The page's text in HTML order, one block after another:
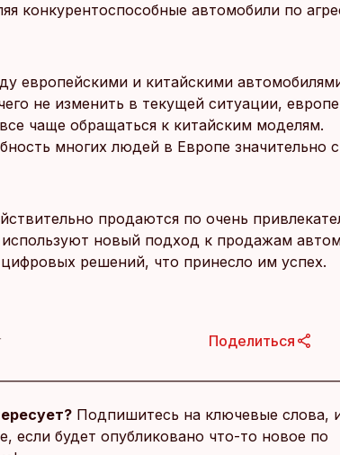
конкурентоспособные автомобили по
европейскими и китайскими
не изменить в текущей ситуации,
чаще обращаться к китайским моделям.
многих людей в Европе значительно
продаются по очень
новый подход к продажам
решений, что принесло им успех.
Поделиться
Подпишитесь на ключевые слова,
если будет опубликовано что-то новое по